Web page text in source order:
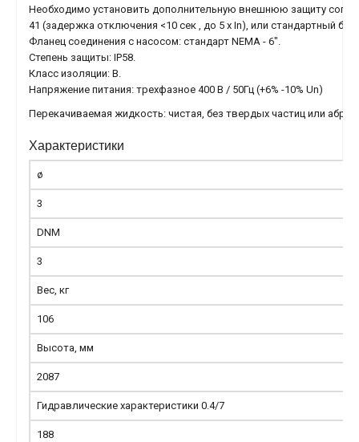
Необходимо установить дополнительную внешнюю защиту
41 (задержка отключения <10 сек , до 5 x In), или стандартный
Фланец соединения с насосом: стандарт NEMA - 6".
Степень защиты: IP58.
Класс изоляции: B.
Напряжение питания: трехфазное 400 В / 50Гц (+6% -10% Un)
Перекачиваемая жидкость: чистая, без твердых частиц или
Характеристики
ø
3
DNM
3
Вес, кг
106
Высота, мм
2087
Гидравлические характеристики 0.4/7
188